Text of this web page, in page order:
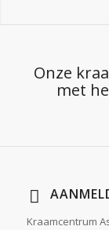
Onze
met
Kraamcentrum